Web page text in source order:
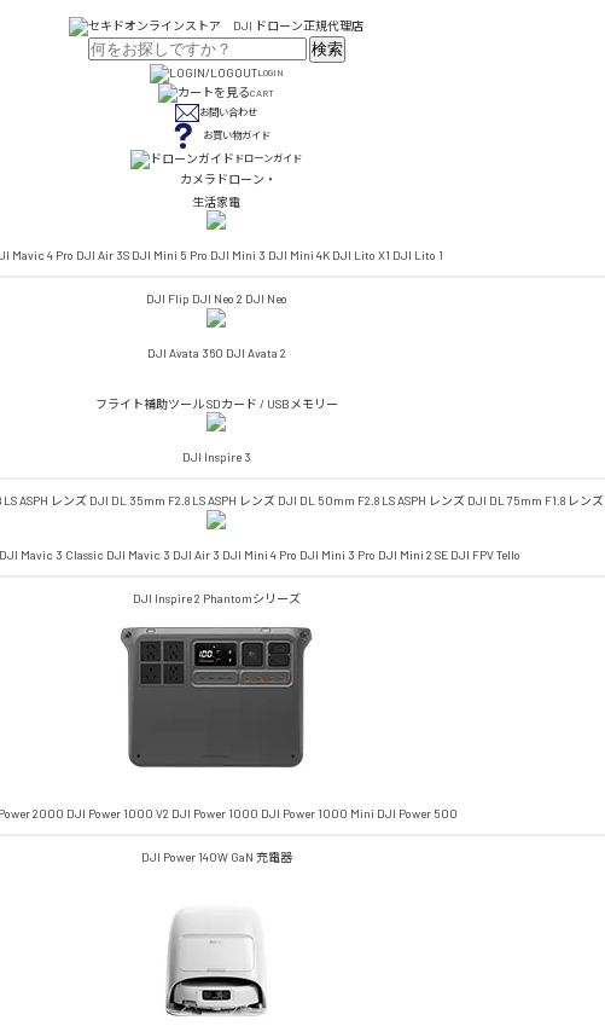
検索
LOGIN
CART
お問い合わせ
お買い物ガイド
ドローンガイド
カメラドローン・
生活家電
Mavic 4 Pro DJI Air 3S DJI Mini 5 Pro DJI Mini 3 DJI Mini 4K DJI Lito X1 DJI Lito 1
DJI Flip DJI Neo 2 DJI Neo
DJI Avata 360 DJI Avata 2
フライト補助ツール SDカード / USBメモリー
DJI Inspire 3
ASPH レンズ DJI DL 35mm F2.8 LS ASPH レンズ DJI DL 50mm F2.8 LS ASPH レンズ DJI DL 75mm F1.8 レンズ
DJI Mavic 3 Classic DJI Mavic 3 DJI Air 3 DJI Mini 4 Pro DJI Mini 3 Pro DJI Mini 2 SE DJI FPVTello
DJI Inspire 2 Phantomシリーズ
2000 DJI Power 1000 V2 DJI Power 1000 DJI Power 1000 Mini DJI Power 500
DJI Power 140W GaN 充電器